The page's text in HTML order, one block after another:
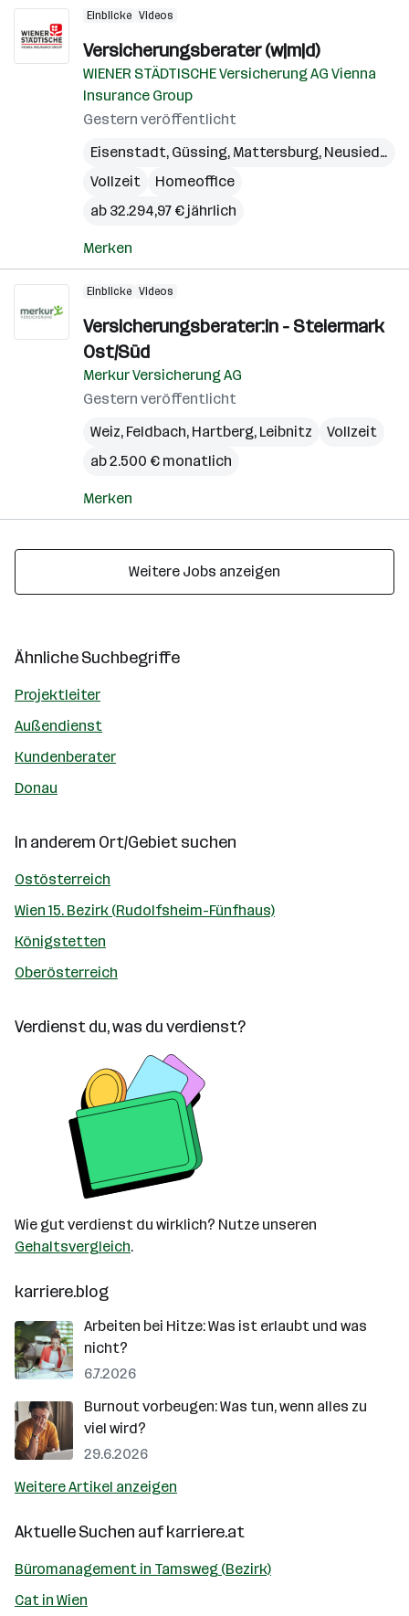
Einblicke Videos
Versicherungsberater (w|m|d)
WIENER STÄDTISCHE Versicherung AG Vienna
Insurance Group
Gestern veröffentlicht
Eisenstadt, Güssing, Mattersburg, Neusiedl am See
Vollzeit
Homeoffice
ab 32.294,97 € jährlich
Merken
Einblicke Videos
Versicherungsberater:in - Steiermark
Ost/Süd
Merkur Versicherung AG
Gestern veröffentlicht
Weiz, Feldbach, Hartberg, Leibnitz
Vollzeit
ab 2.500 € monatlich
Merken
Weitere Jobs anzeigen
Ähnliche Suchbegriffe
Projektleiter
Außendienst
Kundenberater
Donau
In anderem Ort/Gebiet suchen
Ostösterreich
Wien 15. Bezirk (Rudolfsheim-Fünfhaus)
Königstetten
Oberösterreich
Verdienst du, was du verdienst?
Wie gut verdienst du wirklich? Nutze unseren
Gehaltsvergleich.
karriere.blog
Arbeiten bei Hitze: Was ist erlaubt und was
nicht?
6.7.2026
Burnout vorbeugen: Was tun, wenn alles zu
viel wird?
29.6.2026
Weitere Artikel anzeigen
Aktuelle Suchen aufkarriere.at
Büromanagement in Tamsweg (Bezirk)
Cat in Wien